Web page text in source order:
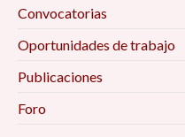
Convocatorias
Oportunidades de trabajo
Publicaciones
Foro